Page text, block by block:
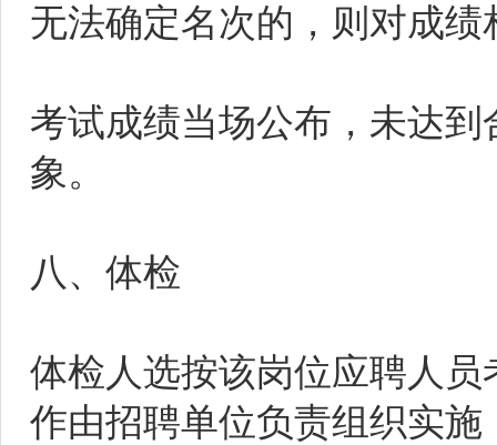
无法确定名次的，则对成
考试成绩当场公布，未达
象。
八、体检
体检人选按该岗位应聘人
作由招聘单位负责组织实